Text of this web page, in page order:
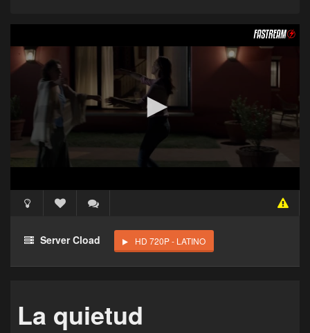
Haz clic 3 veces en el botón para desbloquear este
reproductor
Clics: 0/3
Server Cload HD 720P - LATINO
La quietud